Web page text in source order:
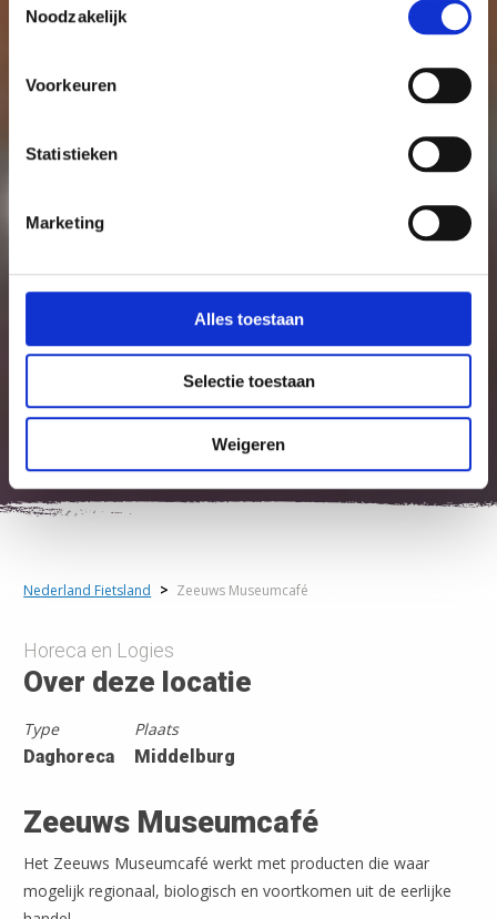
Noodzakelijk
Voorkeuren
Statistieken
Marketing
Alles toestaan
Selectie toestaan
Weigeren
Nederland Fietsland > Zeeuws Museumcafé
Horeca en Logies
Over deze locatie
Type
Daghoreca
Plaats
Middelburg
Zeeuws Museumcafé
Het Zeeuws Museumcafé werkt met producten die waar
mogelijk regionaal, biologisch en voortkomen uit de eerlijke